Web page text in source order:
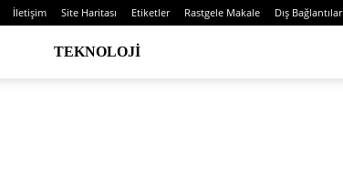
İletişim Site Haritası Etiketler Rastgele Makale Dış Bağlantılar
TEKNOLOJI